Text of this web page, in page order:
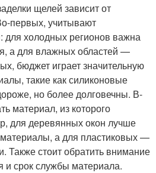
щелей зависит от
первых, учитывают
для холодных регионов важна
а для влажных областей —
бюджет играет значительную
такие как силиконовые
но более долговечны. В-
материал, из которого
для деревянных окон лучше
а для пластиковых —
Также стоит обратить внимание
и срок службы материала.